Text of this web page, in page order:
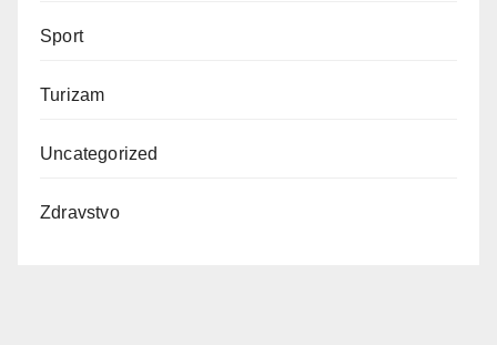
Sport
Turizam
Uncategorized
Zdravstvo